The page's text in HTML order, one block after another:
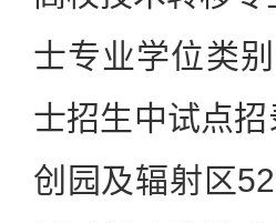
士专业学位类
士招生中试点
创园及辐射区